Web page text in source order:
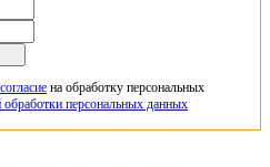
согласие на обработку персональных
обработки персональных данных